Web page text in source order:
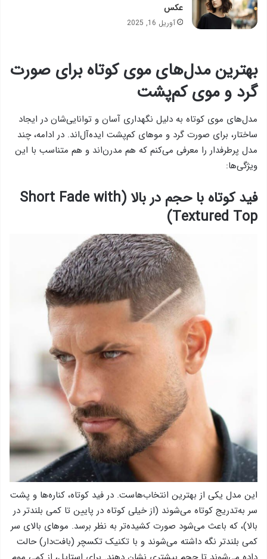
عکس
آوریل 16, 2025
بهترین مدل‌های موی کوتاه برای صورت
گرد و موی کم‌پشت
مدل‌های موی کوتاه به دلیل نگهداری آسان و توانایی‌شان در ایجاد
ساختار، برای صورت گرد و موهای کم‌پشت ایده‌آل‌اند. در ادامه، چند
مدل پرطرفدار را معرفی می‌کنم که هم مدرن‌اند و هم متناسب با این
ویژگی‌ها:
فید کوتاه با حجم در بالا (Short Fade with
Textured Top)
این مدل یکی از بهترین انتخاب‌هاست. در فید کوتاه، کناره‌ها و پشت
سر به‌تدریج کوتاه می‌شوند (از خیلی کوتاه در پایین تا کمی بلندتر در
بالا)، که باعث می‌شود صورت کشیده‌تر به نظر برسد. موهای بالای سر
کمی بلندتر نگه داشته می‌شوند و با تکنیک تکسچر (بافت‌دار) حالت